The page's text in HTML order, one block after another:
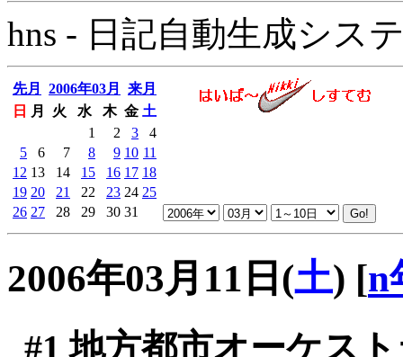
hns - 日記自動生成シス
先月 2006年03月
来月
日
月 火 水 木 金 土
1
2 3
4
5
6 7 8 9 10 11
12 13 14 15 16 17 18
19 20 21 22 23 24 25
26 27 28 29 30 31
2006年03月11日(土) [n
#1 地方都市オーケス